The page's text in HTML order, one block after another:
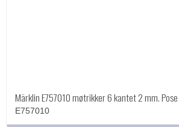
Märklin E757010 møtrikker 6 kantet 2 mm.
E757010